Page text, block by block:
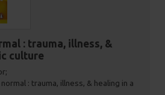
: trauma, illness, &
culture
: trauma, illness, & healing in a